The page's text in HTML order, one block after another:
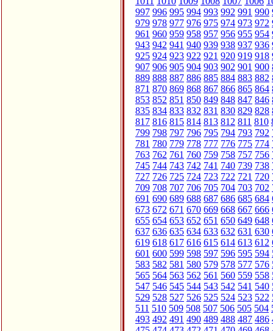
997 996 995 994 993 992 991 990
979 978 977 976 975 974 973 972
961 960 959 958 957 956 955 954
943 942 941 940 939 938 937 936
925 924 923 922 921 920 919 918
907 906 905 904 903 902 901 900
889 888 887 886 885 884 883 882
871 870 869 868 867 866 865 864
853 852 851 850 849 848 847 846
835 834 833 832 831 830 829 828
817 816 815 814 813 812 811 810
799 798 797 796 795 794 793 792
781 780 779 778 777 776 775 774
763 762 761 760 759 758 757 756
745 744 743 742 741 740 739 738
727 726 725 724 723 722 721 720
709 708 707 706 705 704 703 702
691 690 689 688 687 686 685 684
673 672 671 670 669 668 667 666
655 654 653 652 651 650 649 648
637 636 635 634 633 632 631 630
619 618 617 616 615 614 613 612
601 600 599 598 597 596 595 594
583 582 581 580 579 578 577 576
565 564 563 562 561 560 559 558
547 546 545 544 543 542 541 540
529 528 527 526 525 524 523 522
511 510 509 508 507 506 505 504
493 492 491 490 489 488 487 486